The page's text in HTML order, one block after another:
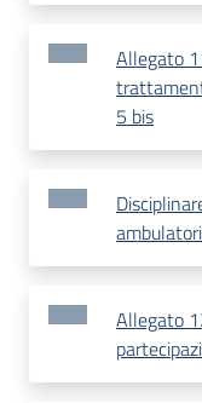
Allegato
5 bis
Allegato